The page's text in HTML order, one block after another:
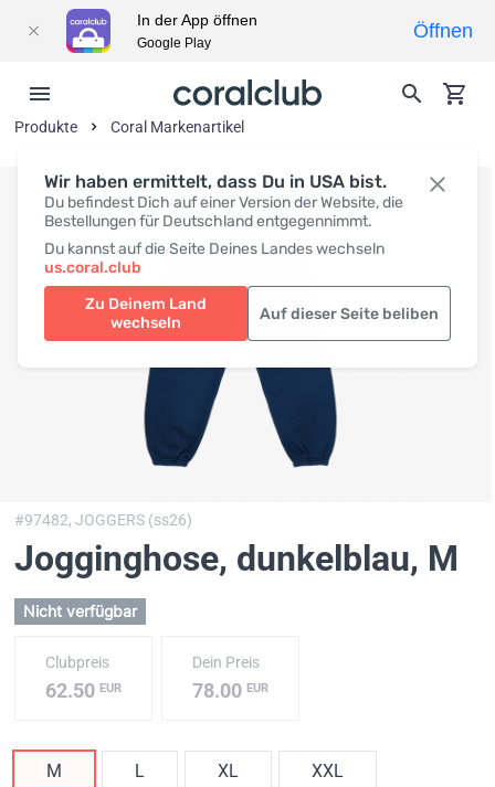
Wir haben ermittelt, dass Du in USA bist.
Du befindest Dich auf einer Version der Website, die
Bestellungen für Deutschland entgegennimmt.
Du kannst auf die Seite Deines Landes wechseln
us.coral.club
Zu Deinem Land
wechseln
Auf dieser Seite beliben
Produkte Coral Markenartikel
#97482,JOGGERS (ss26)
Jogginghose, dunkelblau, M
Nicht verfügbar
Clubpreis
62.50 EUR
Dein Preis
78.00EUR
M L XL XXL
In der App öffnen
Google Play
Öffnen